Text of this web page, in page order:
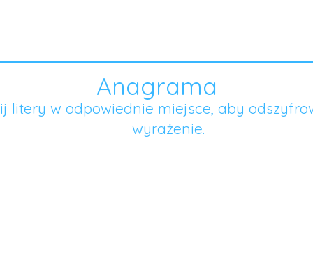
Anagrama
litery w odpowiednie miejsce, aby
wyrażenie.